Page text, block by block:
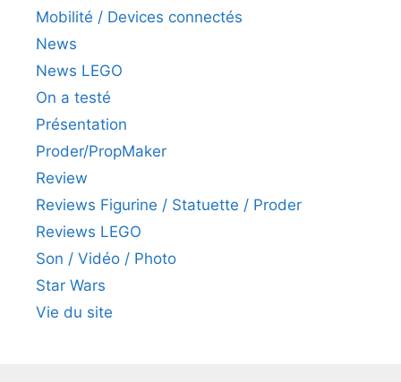
Mobilité / Devices connectés
News
News LEGO
On a testé
Présentation
Proder/PropMaker
Review
Reviews Figurine / Statuette / Proder
Reviews LEGO
Son / Vidéo / Photo
Star Wars
Vie du site